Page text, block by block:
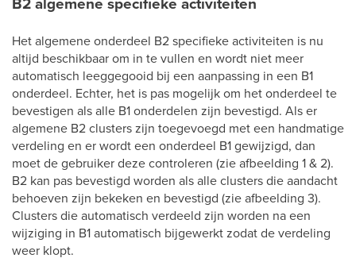
Het algemene onderdeel B2 specifieke activiteiten is nu
altijd beschikbaar om in te vullen en wordt niet meer
automatisch leeggegooid bij een aanpassing in een B1
onderdeel. Echter, het is pas mogelijk om het onderdeel te
bevestigen als alle B1 onderdelen zijn bevestigd. Als er
algemene B2 clusters zijn toegevoegd met een handmatige
verdeling en er wordt een onderdeel B1 gewijzigd, dan
moet de gebruiker deze controleren (zie afbeelding 1 & 2).
B2 kan pas bevestigd worden als alle clusters die aandacht
behoeven zijn bekeken en bevestigd (zie afbeelding 3).
Clusters die automatisch verdeeld zijn worden na een
wijziging in B1 automatisch bijgewerkt zodat de verdeling
weer klopt.